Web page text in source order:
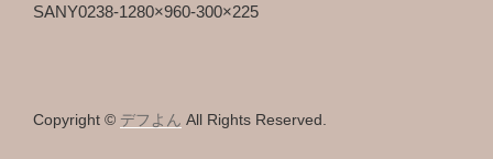
SANY0238-1280×960-300×225
Copyright © デフよん All Rights Reserved.